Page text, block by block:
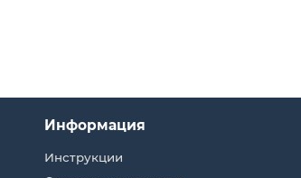
Информация
Инструкции